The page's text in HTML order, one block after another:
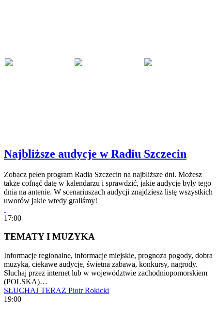
Najbliższe audycje w Radiu Szczecin
Zobacz pełen program Radia Szczecin na najbliższe dni. Możesz
także cofnąć datę w kalendarzu i sprawdzić, jakie audycje były tego
dnia na antenie. W scenariuszach audycji znajdziesz listę wszystkich
uworów jakie wtedy graliśmy!
17:00
TEMATY I MUZYKA
Informacje regionalne, informacje miejskie, prognoza pogody, dobra
muzyka, ciekawe audycje, świetna zabawa, konkursy, nagrody.
Słuchaj przez internet lub w województwie zachodniopomorskiem
(POLSKA)…
SŁUCHAJ TERAZ Piotr Rokicki
19:00